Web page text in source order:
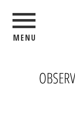
MENU